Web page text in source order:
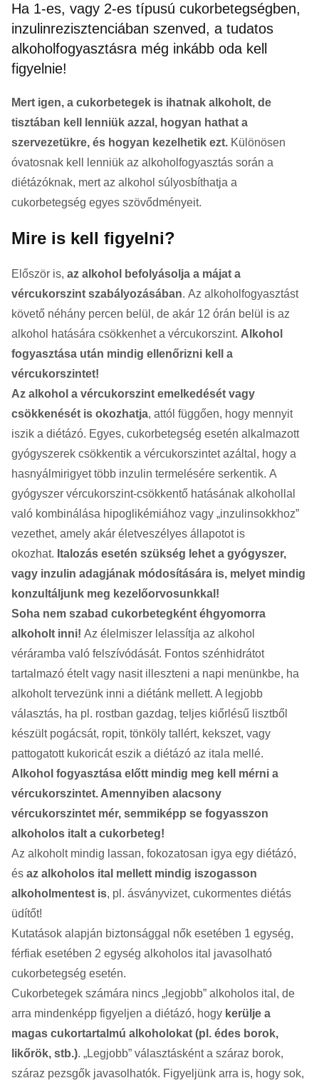
Ha 1-es, vagy 2-es típusú cukorbetegségben,
inzulinrezisztenciában szenved, a tudatos
alkoholfogyasztásra még inkább oda kell
figyelnie!
Mert igen, a cukorbetegek is ihatnak alkoholt, de
tisztában kell lenniük azzal, hogyan hathat a
szervezetükre, és hogyan kezelhetik ezt. Különösen
óvatosnak kell lenniük az alkoholfogyasztás során a
diétázóknak, mert az alkohol súlyosbíthatja a
cukorbetegség egyes szövődményeit.
Mire is kell figyelni?
Először is, az alkohol befolyásolja a májat a
vércukorszint szabályozásában. Az alkoholfogyasztást
követő néhány percen belül, de akár 12 órán belül is az
alkohol hatására csökkenhet a vércukorszint. Alkohol
fogyasztása után mindig ellenőrizni kell a
vércukorszintet!
Az alkohol a vércukorszint emelkedését vagy
csökkenését is okozhatja, attól függően, hogy mennyit
iszik a diétázó. Egyes, cukorbetegség esetén alkalmazott
gyógyszerek csökkentik a vércukorszintet azáltal, hogy a
hasnyálmirigyet több inzulin termelésére serkentik. A
gyógyszer vércukorszint-csökkentő hatásának alkohollal
való kombinálása hipoglikémiához vagy „inzulinsokkhoz”
vezethet, amely akár életveszélyes állapotot is
okozhat. Italozás esetén szükség lehet a gyógyszer,
vagy inzulin adagjának módosítására is, melyet mindig
konzultáljunk meg kezelőorvosunkkal!
Soha nem szabad cukorbetegként éhgyomorra
alkoholt inni! Az élelmiszer lelassítja az alkohol
véráramba való felszívódását. Fontos szénhidrátot
tartalmazó ételt vagy nasit illeszteni a napi menünkbe, ha
alkoholt tervezünk inni a diétánk mellett. A legjobb
választás, ha pl. rostban gazdag, teljes kiőrlésű lisztből
készült pogácsát, ropit, tönköly tallért, kekszet, vagy
pattogatott kukoricát eszik a diétázó az itala mellé.
Alkohol fogyasztása előtt mindig meg kell mérni a
vércukorszintet. Amennyiben alacsony
vércukorszintet mér, semmiképp se fogyasszon
alkoholos italt a cukorbeteg!
Az alkoholt mindig lassan, fokozatosan igya egy diétázó,
és az alkoholos ital mellett mindig iszogasson
alkoholmentest is, pl. ásványvizet, cukormentes diétás
üdítőt!
Kutatások alapján biztonsággal nők esetében 1 egység,
férfiak esetében 2 egység alkoholos ital javasolható
cukorbetegség esetén.
Cukorbetegek számára nincs „legjobb” alkoholos ital, de
arra mindenképp figyeljen a diétázó, hogy kerülje a
magas cukortartalmú alkoholokat (pl. édes borok,
likőrök, stb.). „Legjobb” választásként a száraz borok,
száraz pezsgők javasolhatók. Figyeljünk arra is, hogy sok,